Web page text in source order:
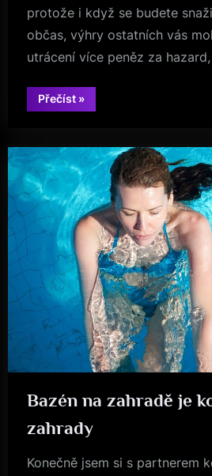
protože i když se budete
občas, výhry ostatních vás
utrácení více peněz za
Přečíst“Vyhrajte
peníze
»
Bazén na zahradě je
zahrady
Konečně jsem si s partnerem